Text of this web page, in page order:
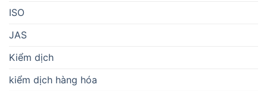
ISO
JAS
Kiểm dịch
kiểm dịch hàng hóa